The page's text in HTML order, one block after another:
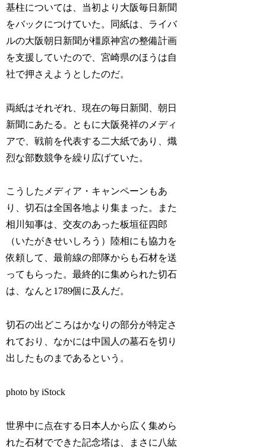
基柱については、当初より大阪毎日新聞
をバックにつけていた。同紙は、ライバ
ルの大阪朝日新聞が橿原神宮の整備計画
を支援していたので、宮崎県のほうは自
社で押さえようとしたのだ。
両紙はそれぞれ、現在の毎日新聞、朝日
新聞にあたる。ともに大阪発祥のメディ
アで、戦前を代表する二大紙であり、熾
烈な部数競争を繰り広げていた。
こうしたメディア・キャンペーンもあ
り、切石は全国各地より集まった。また
相川知事は、交友のあった板垣征四郎
（いたがきせいしろう）陸相にも協力を
依頼して、最前線の部隊からも石材を送
ってもらった。最終的に集められた切石
は、なんと1789個に及んだ。
切石の出どころはかなりの部分が特定さ
れており、なかには中国人の墓石を切り
出したものまであるという。
photo by iStock
世界中に点在する日本人から広く集めら
れた石材でできた記念塔は、まさに八紘